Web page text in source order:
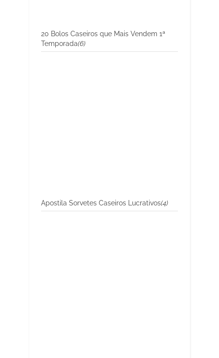
20 Bolos Caseiros que Mais Vendem 1ª
Temporada(6)
Apostila Sorvetes Caseiros Lucrativos(4)